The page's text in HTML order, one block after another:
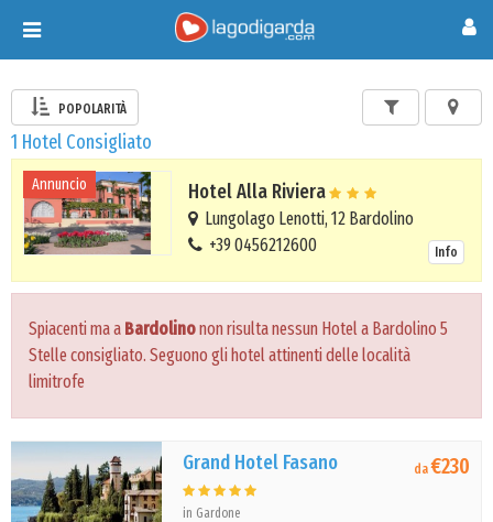
Toggle
navigation
POPOLARITÀ
1 Hotel Consigliato
Annuncio Hotel Alla Riviera
Lungolago Lenotti, 12 Bardolino
+39 0456212600
Info
Spiacenti ma a Bardolinonon risulta nessun Hotel a Bardolino 5
Stelle consigliato. Seguono gli hotel attinenti delle località
limitrofe
Grand Hotel Fasano
in Gardone
da€230